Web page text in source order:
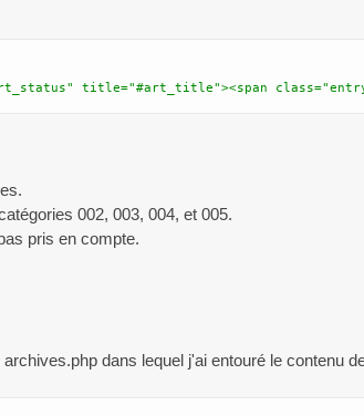
title="#art_title"><span
002, 003, 004, et 005.
pris en compte.
dans lequel j'ai entouré le contenu